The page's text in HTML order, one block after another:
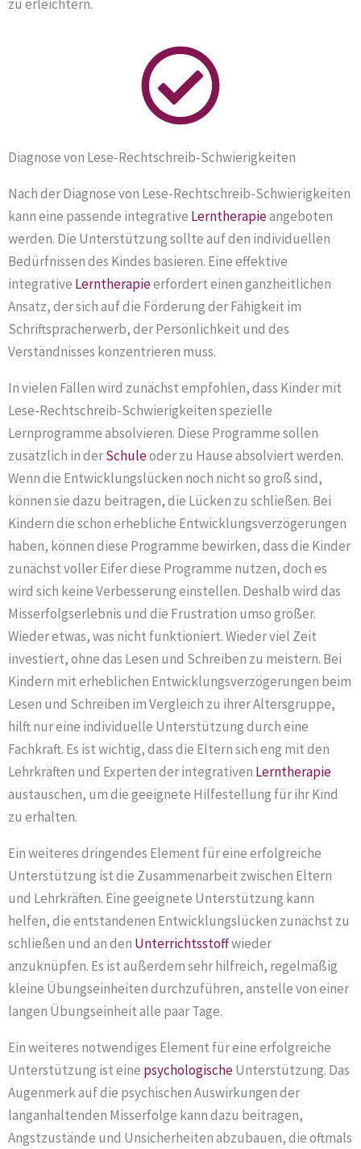
zu erleichtern.
Diagnose von Lese-Rechtschreib-Schwierigkeiten
Nach der Diagnose von Lese-Rechtschreib-Schwierigkeiten
kann eine passende integrative Lerntherapieangeboten
werden. Die Unterstützung sollte auf den individuellen
Bedürfnissen des Kindes basieren. Eine effektive
integrative Lerntherapieerfordert einen ganzheitlichen
Ansatz, der sich auf die Förderung der Fähigkeit im
Schriftspracherwerb, der Persönlichkeit und des
Verständnisses konzentrieren muss.
In vielen Fällen wird zunächst empfohlen, dass Kinder mit
Lese-Rechtschreib-Schwierigkeiten spezielle
Lernprogramme absolvieren. Diese Programme sollen
zusätzlich in derSchuleoder zu Hause absolviert werden.
Wenn die Entwicklungslücken noch nicht so groß sind,
können sie dazu beitragen, die Lücken zu schließen. Bei
Kindern die schon erhebliche Entwicklungsverzögerungen
haben, können diese Programme bewirken, dass die Kinder
zunächst voller Eifer diese Programme nutzen, doch es
wird sich keine Verbesserung einstellen. Deshalb wird das
Misserfolgserlebnis und die Frustration umso größer.
Wieder etwas, was nicht funktioniert. Wieder viel Zeit
investiert, ohne das Lesen und Schreiben zu meistern. Bei
Kindern mit erheblichen Entwicklungsverzögerungen beim
Lesen und Schreiben im Vergleich zu ihrer Altersgruppe,
hilft nur eine individuelle Unterstützung durch eine
Fachkraft. Es ist wichtig, dass die Eltern sich eng mit den
Lehrkräften und Experten der integrativen Lerntherapie
austauschen, um die geeignete Hilfestellung für ihr Kind
zu erhalten.
Ein weiteres dringendes Element für eine erfolgreiche
Unterstützung ist die Zusammenarbeit zwischen Eltern
und Lehrkräften. Eine geeignete Unterstützung kann
helfen, die entstandenen Entwicklungslücken zunächst zu
schließen und an den Unterrichtsstoffwieder
anzuknüpfen. Es ist außerdem sehr hilfreich, regelmäßig
kleine Übungseinheiten durchzuführen, anstelle von einer
langen Übungseinheit alle paar Tage.
Ein weiteres notwendiges Element für eine erfolgreiche
Unterstützung ist eine psychologischeUnterstützung. Das
Augenmerk auf die psychischen Auswirkungen der
langanhaltenden Misserfolge kann dazu beitragen,
Angstzustände und Unsicherheiten abzubauen, die oftmals